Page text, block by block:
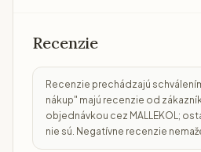
Popis produktu
Uzamykateľná nástrahová
interiéru aj exteriéru.
Vlastnosti:
– uzamykateľná